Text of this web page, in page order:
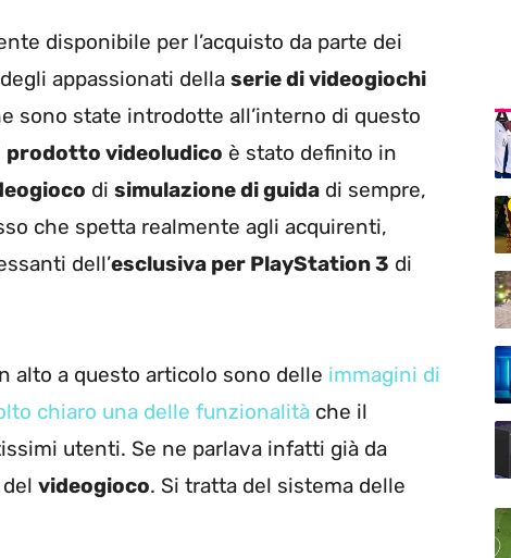
disponibile per l’acquisto da parte dei
appassionati della serie di videogiochi
sono state introdotte all’interno di questo
prodotto videoludico è stato definito in
di simulazione di guida di sempre,
che spetta realmente agli acquirenti,
dell’esclusiva per PlayStation 3 di
alto a questo articolo sono delle immagini di
chiaro una delle funzionalità che il
utenti. Se ne parlava infatti già da
videogioco. Si tratta del sistema delle